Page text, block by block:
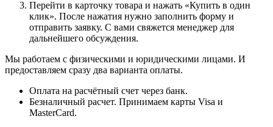
Перейти в карточку товара и нажать «Купить в один
клик». После нажатия нужно заполнить форму и
отправить заявку. С вами свяжется менеджер для
дальнейшего обсуждения.
Мы работаем с физическими и юридическими лицами. И
предоставляем сразу два варианта оплаты.
Оплата на расчётный счет через банк.
Безналичный расчет. Принимаем карты Visa и
MasterCard.